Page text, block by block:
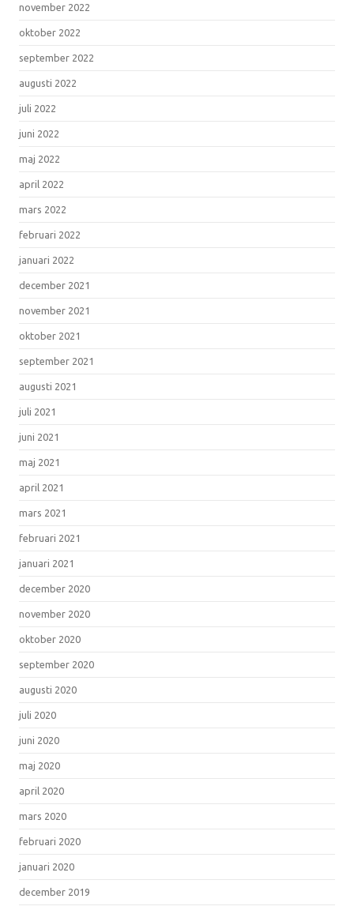
november 2022
oktober 2022
september 2022
augusti 2022
juli 2022
juni 2022
maj 2022
april 2022
mars 2022
februari 2022
januari 2022
december 2021
november 2021
oktober 2021
september 2021
augusti 2021
juli 2021
juni 2021
maj 2021
april 2021
mars 2021
februari 2021
januari 2021
december 2020
november 2020
oktober 2020
september 2020
augusti 2020
juli 2020
juni 2020
maj 2020
april 2020
mars 2020
februari 2020
januari 2020
december 2019